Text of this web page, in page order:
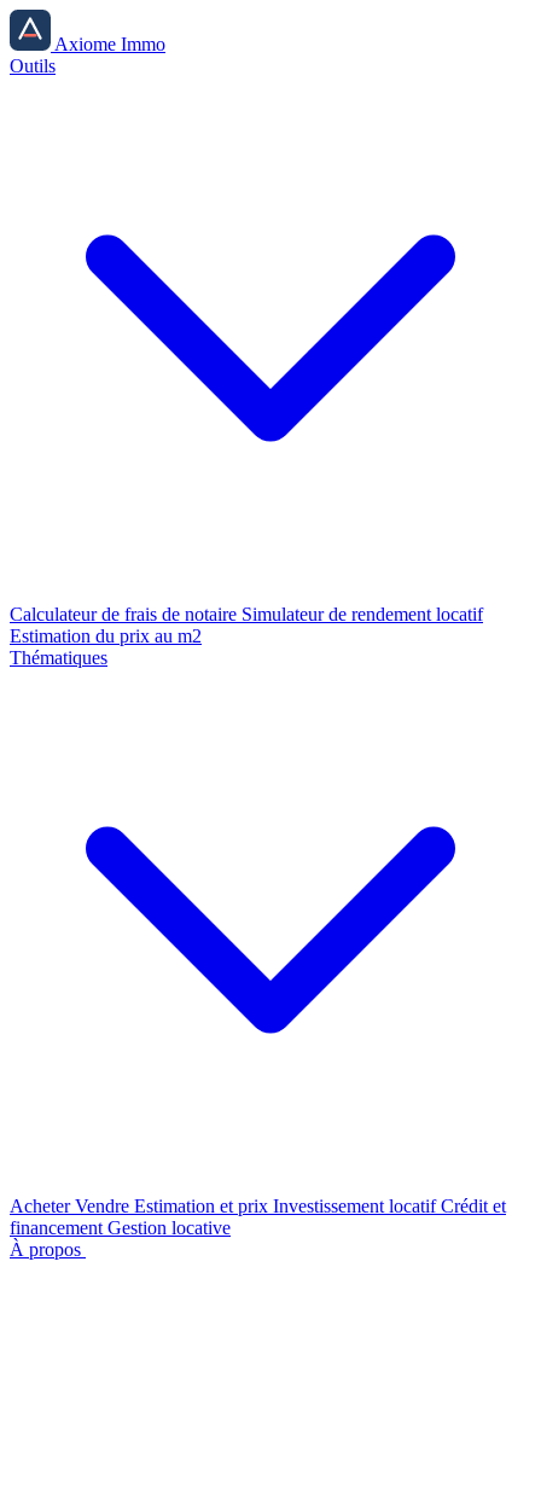
Axiome Immo
Outils
Calculateur de frais de notaire Simulateur de rendement locatif
Estimation du prix au m2
Thématiques
AcheterVendre Estimation et prix Investissement locatifCrédit et
financement Gestion locative
À propos